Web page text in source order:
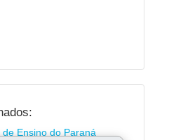
Ensino do Paraná